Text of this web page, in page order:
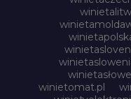
winietomat.pl